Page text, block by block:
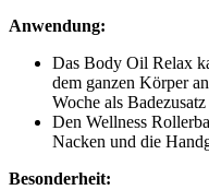
Anwendung:
Das Body Oil Relax
dem ganzen Körper
Woche als
Den Wellness
Nacken und die
Besonderheit: